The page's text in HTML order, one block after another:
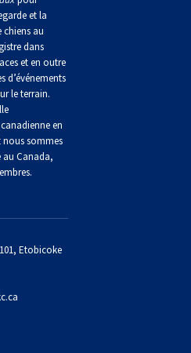
et la
au
dans
et en outre
d’événements
le terrain.
en
nous sommes
Canada,
Etobicoke